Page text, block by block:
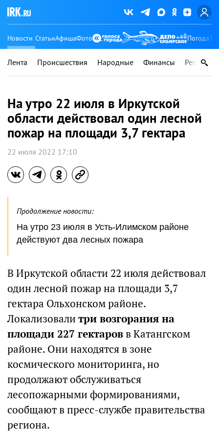
Новости СтатьиАфишаФото Погода
Лента Происшествия Народные Финансы Регионы
На утро 22 июля в Иркутской
области действовал один лесной
пожар на площади 3,7 гектара
22 июля 2022 17:10
Продолжение новости:
На утро 23 июля в Усть-Илимском районе
действуют два лесных пожара
В Иркутской области 22 июля действовал
один лесной пожар на площади 3,7
гектара Ольхонском районе.
Локализовали три возгорания на
площади 227 гектаровв Катангском
районе. Они находятся в зоне
космического мониторинга, но
продолжают обслуживаться
лесопожарными формированиями,
сообщают в пресс-службе правительства
региона.